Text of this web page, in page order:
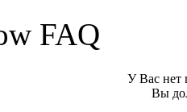
FAQ
У Вас нет
Вы